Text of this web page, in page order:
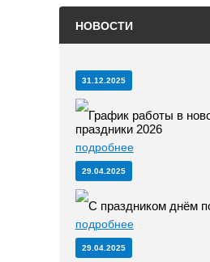
НОВОСТИ
31.12.2025
График работы в
праздники 2026
подробнее
29.04.2025
С праздником днём
подробнее
29.04.2025